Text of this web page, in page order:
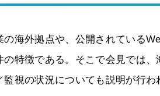
の海外拠点や、公開されている
の特徴である。そこで会見では
監視の状況についても説明が行わ